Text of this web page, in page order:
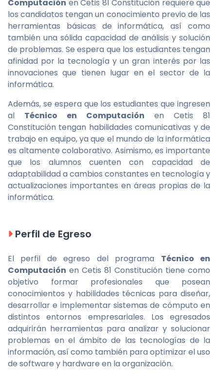
Computación en Cetis 81 Constitución requiere que
los candidatos tengan un conocimiento previo de las
herramientas básicas de informática, así como
también una sólida capacidad de análisis y solución
de problemas. Se espera que los estudiantes tengan
afinidad por la tecnología y un gran interés por las
innovaciones que tienen lugar en el sector de la
informática.
Además, se espera que los estudiantes que ingresen
al Técnico en Computación en Cetis 81
Constitución tengan habilidades comunicativas y de
trabajo en equipo, ya que el mundo de la informática
es altamente colaborativo. Asimismo, es importante
que los alumnos cuenten con capacidad de
adaptabilidad a cambios constantes en tecnología y
actualizaciones importantes en áreas propias de la
informática.
Perfil de Egreso
El perfil de egreso del programa Técnico en
Computación en Cetis 81 Constitución tiene como
objetivo formar profesionales que posean
conocimientos y habilidades técnicas para diseñar,
desarrollar e implementar sistemas de cómputo en
distintos entornos empresariales. Los egresados
adquirirán herramientas para analizar y solucionar
problemas en el ámbito de las tecnologías de la
información, así como también para optimizar el uso
de software y hardware en la organización.